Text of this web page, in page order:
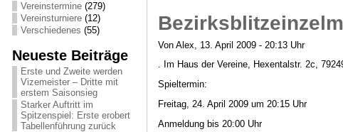
Vereinstermine(279)
Vereinsturniere(12)
Verschiedenes (55)
Neueste Beiträge
Erste und Zweite werden
Vizemeister – Dritte mit
erstem Saisonsieg
Starker Auftritt im
Spitzenspiel: Erste erobert
Tabellenführung zurück
Von Alex, 13. April 2009 - 20:13 Uhr
. Im Haus der Vereine, Hexentalstr. 2c,
Spieltermin:
Freitag, 24. April 2009 um 20:15 Uhr
Anmeldung bis 20:00 Uhr